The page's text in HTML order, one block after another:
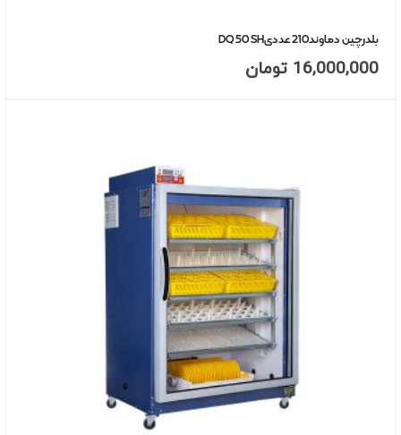
بلدرچین دماوند210 عددیDQ 50 SH
16,000,000 تومان